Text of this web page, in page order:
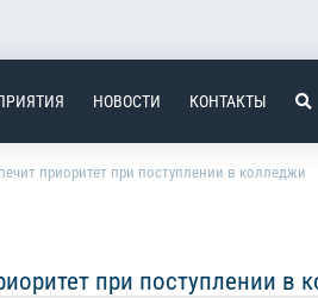
НОВОСТИ КОНТАКТЫ
приоритет при поступлении в колледжи
при поступлении в